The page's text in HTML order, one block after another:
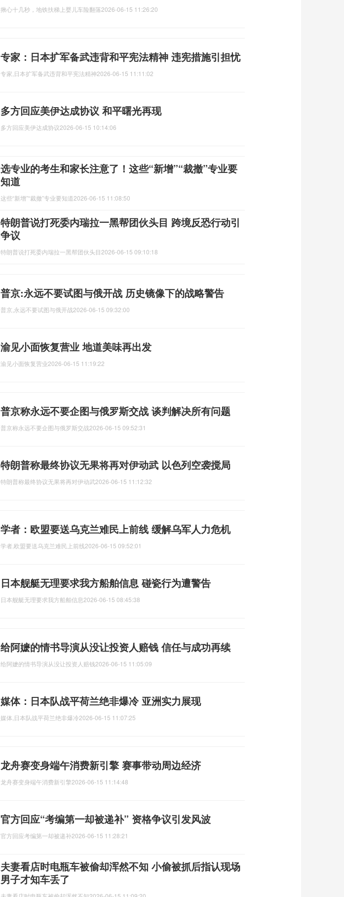
揪心十几秒，地铁扶梯上婴儿车险翻落2026-06-15 11:26:20
专家：日本扩军备武违背和平宪法精神 违宪措施引担忧
专家,日本扩军备武违背和平宪法精神2026-06-15 11:11:02
多方回应美伊达成协议 和平曙光再现
多方回应美伊达成协议2026-06-15 10:14:06
选专业的考生和家长注意了！这些“新增”“裁撤”专业要
知道
这些“新增”“裁撤”专业要知道2026-06-15 11:08:50
特朗普说打死委内瑞拉一黑帮团伙头目 跨境反恐行动引
争议
特朗普说打死委内瑞拉一黑帮团伙头目2026-06-15 09:10:18
普京:永远不要试图与俄开战 历史镜像下的战略警告
普京,永远不要试图与俄开战2026-06-15 09:32:00
渝见小面恢复营业 地道美味再出发
渝见小面恢复营业2026-06-15 11:19:22
普京称永远不要企图与俄罗斯交战 谈判解决所有问题
普京称永远不要企图与俄罗斯交战2026-06-15 09:52:31
特朗普称最终协议无果将再对伊动武 以色列空袭搅局
特朗普称最终协议无果将再对伊动武2026-06-15 11:12:32
学者：欧盟要送乌克兰难民上前线 缓解乌军人力危机
学者,欧盟要送乌克兰难民上前线2026-06-15 09:52:01
日本舰艇无理要求我方船舶信息 碰瓷行为遭警告
日本舰艇无理要求我方船舶信息2026-06-15 08:45:38
给阿嬷的情书导演从没让投资人赔钱 信任与成功再续
给阿嬷的情书导演从没让投资人赔钱2026-06-15 11:05:09
媒体：日本队战平荷兰绝非爆冷 亚洲实力展现
媒体,日本队战平荷兰绝非爆冷2026-06-15 11:07:25
龙舟赛变身端午消费新引擎 赛事带动周边经济
龙舟赛变身端午消费新引擎2026-06-15 11:14:48
官方回应“考编第一却被递补” 资格争议引发风波
官方回应考编第一却被递补2026-06-15 11:28:21
夫妻看店时电瓶车被偷却浑然不知 小偷被抓后指认现场
男子才知车丢了